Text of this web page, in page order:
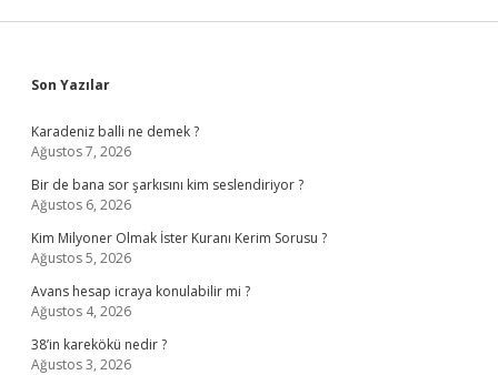
Sidebar
Son Yazılar
Karadeniz balli ne demek ?
Ağustos 7, 2026
Bir de bana sor şarkısını kim seslendiriyor ?
Ağustos 6, 2026
Kim Milyoner Olmak İster Kuranı Kerim Sorusu ?
Ağustos 5, 2026
Avans hesap icraya konulabilir mi ?
Ağustos 4, 2026
38’in karekökü nedir ?
Ağustos 3, 2026